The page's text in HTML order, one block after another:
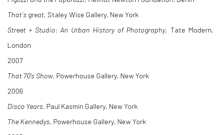
That´s great, Staley Wise Gallery, New York
Street + Studio: An Urban History of Photography, Tate Modern,
London
2007
That 70’s Show, Powerhouse Gallery, New York
2006
Disco Years, Paul Kasmin Gallery, New York
The Kennedys, Powerhouse Gallery, New York